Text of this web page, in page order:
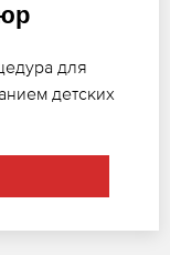
для
детских